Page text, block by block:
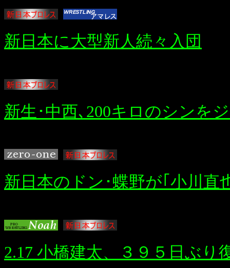
新日本に大型新人続々入団
新生･中西､200キロのシンを
新日本のドン･蝶野が｢小川直
2.17 小橋建太、３９５日ぶ